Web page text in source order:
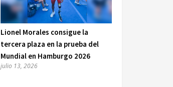
Lionel Morales consigue la
tercera plaza en la prueba del
Mundial en Hamburgo 2026
julio 13, 2026